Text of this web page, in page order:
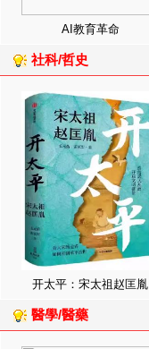
AI教育革命
社科/哲史
开太平：宋太祖赵匡胤
醫學/醫藥